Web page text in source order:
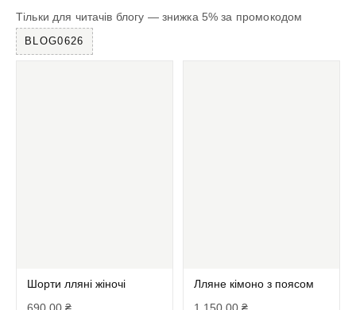
Тільки для читачів блогу — знижка 5% за промокодом
BLOG0626
Шорти лляні жіночі
Лляне кімоно з поясом